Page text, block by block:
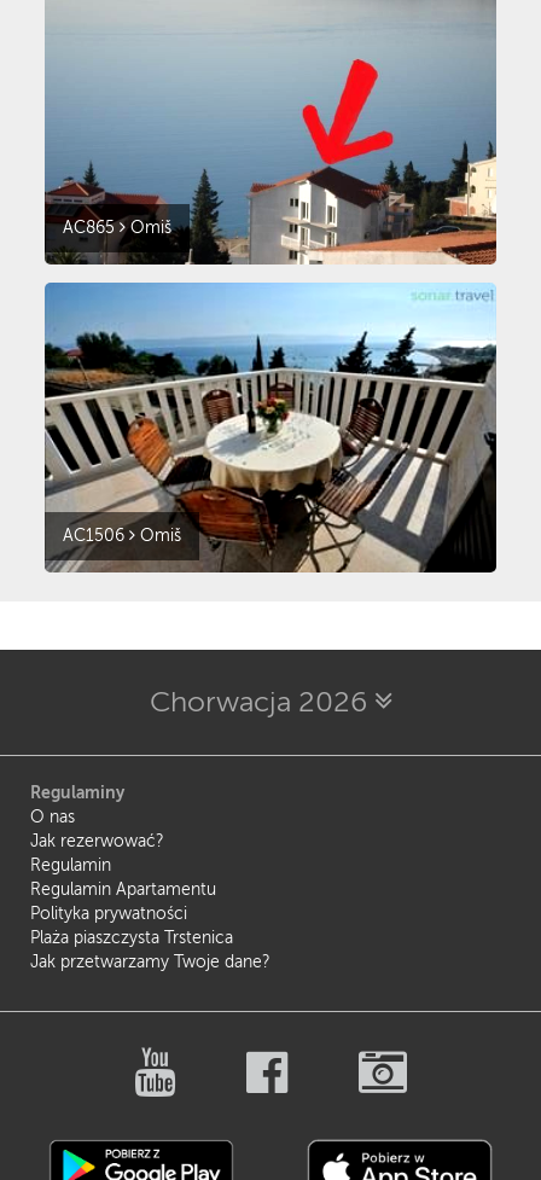
AC865 Omiš
AC1506 Omiš
Chorwacja 2026
Regulaminy
O nas
Jak rezerwować?
Regulamin
Regulamin Apartamentu
Polityka prywatności
Plaża piaszczysta Trstenica
Jak przetwarzamy Twoje dane?